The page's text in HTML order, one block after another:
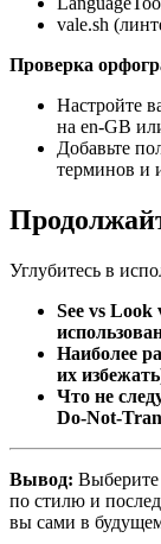
vale.sh
Проверка
Настройте
на en-GB
Добавьте
терминов и
Углубитесь в
See vs Look
Наиболее
их
Что не
Do-Not-
Вывод: Выберите
по стилю и
вы сами в